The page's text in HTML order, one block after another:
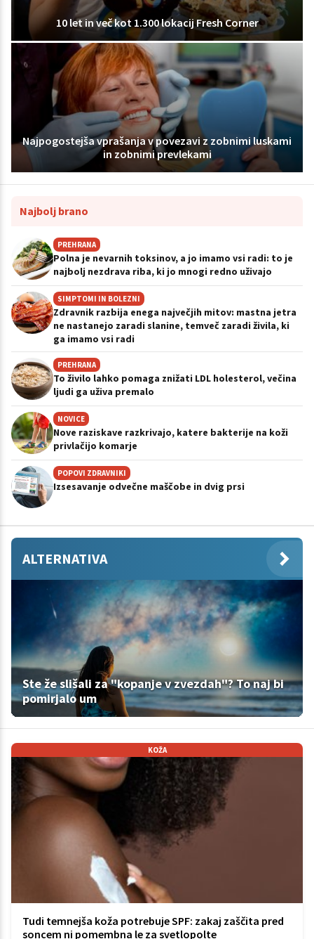
10 let in več kot 1.300 lokacij Fresh Corner
Najpogostejša vprašanja v povezavi z zobnimi luskami
in zobnimi prevlekami
Najbolj brano
PREHRANA
Polna je nevarnih toksinov, a jo imamo vsi radi: to je
najbolj nezdrava riba, ki jo mnogi redno uživajo
SIMPTOMI IN BOLEZNI
Zdravnik razbija enega največjih mitov: mastna jetra
ne nastanejo zaradi slanine, temveč zaradi živila, ki
ga imamo vsi radi
PREHRANA
To živilo lahko pomaga znižati LDL holesterol, večina
ljudi ga uživa premalo
NOVICE
Nove raziskave razkrivajo, katere bakterije na koži
privlačijo komarje
POPOVI ZDRAVNIKI
Izsesavanje odvečne maščobe in dvig prsi
ALTERNATIVA
Ste že slišali za "kopanje v zvezdah"? To naj bi
pomirjalo um
KOŽA
Tudi temnejša koža potrebuje SPF: zakaj zaščita pred
soncem ni pomembna le za svetlopolte